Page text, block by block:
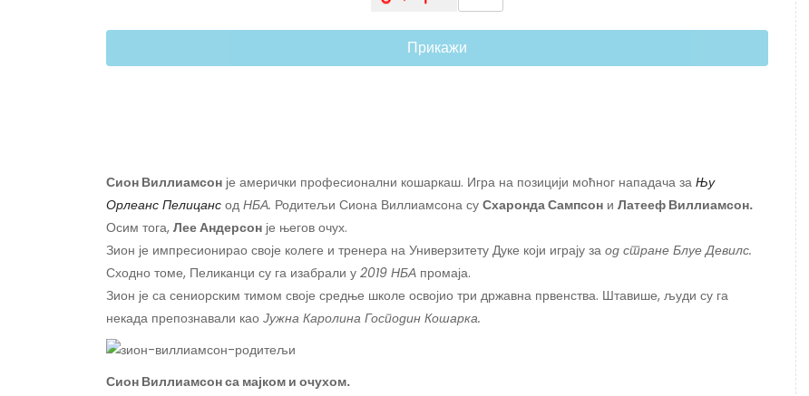
Прикажи
Сион Виллиамсон је амерички професионални кошаркаш. Игра на позицији моћног нападача за Њу
Орлеанс Пелицанс од НБА. Родитељи Сиона Виллиамсона су Схаронда Сампсон и Латееф Виллиамсон.
Осим тога, Лее Андерсон је његов очух.
Зион је импресионирао своје колеге и тренера на Универзитету Дуке који играју за од стране Блуе Девилс.
Сходно томе, Пеликанци су га изабрали у 2019 НБА промаја.
Зион је са сениорским тимом своје средње школе освојио три државна првенства. Штавише, људи су га
некада препознавали као Јужна Каролина Господин Кошарка.
Сион Виллиамсон са мајком и очухом.